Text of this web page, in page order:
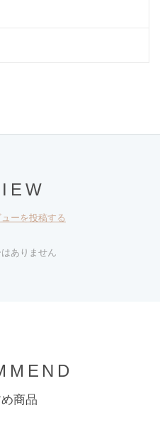
ーを投稿する
ありません
商品